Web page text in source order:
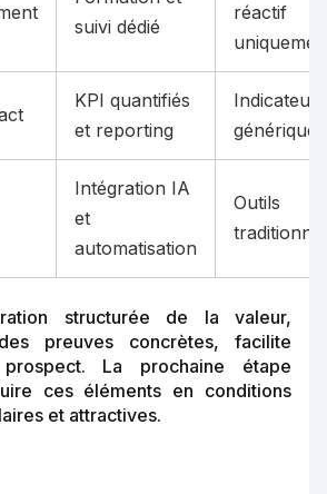
suivi dédié
réactif
KPI quantifiés
et reporting
Indicateurs
génériques
Intégration IA
et
automatisation
Outils
structurée de la valeur,
preuves concrètes, facilite
prospect. La prochaine étape
ces éléments en conditions
et attractives.